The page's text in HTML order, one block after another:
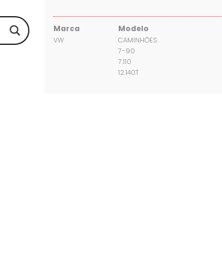
Marca
VW
Modelo
CAMINHÕES
7-90
7.110
12.140T